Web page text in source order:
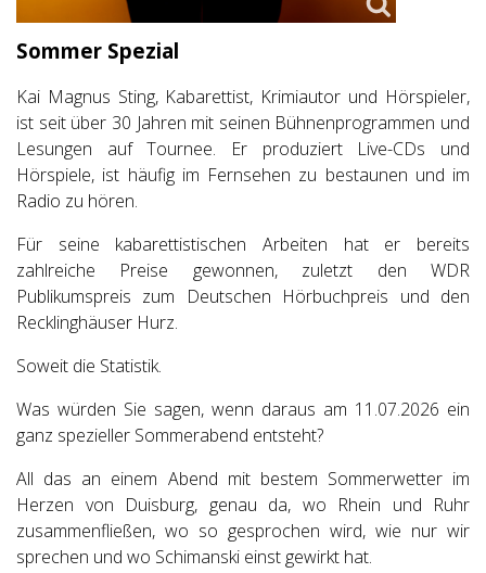
Sommer Spezial
Kai Magnus Sting, Kabarettist, Krimiautor und Hörspieler,
ist seit über 30 Jahren mit seinen Bühnenprogrammen und
Lesungen auf Tournee. Er produziert Live-CDs und
Hörspiele, ist häufig im Fernsehen zu bestaunen und im
Radio zu hören.
Für seine kabarettistischen Arbeiten hat er bereits
zahlreiche Preise gewonnen, zuletzt den WDR
Publikumspreis zum Deutschen Hörbuchpreis und den
Recklinghäuser Hurz.
Soweit die Statistik.
Was würden Sie sagen, wenn daraus am 11.07.2026 ein
ganz spezieller Sommerabend entsteht?
All das an einem Abend mit bestem Sommerwetter im
Herzen von Duisburg, genau da, wo Rhein und Ruhr
zusammenfließen, wo so gesprochen wird, wie nur wir
sprechen und wo Schimanski einst gewirkt hat.